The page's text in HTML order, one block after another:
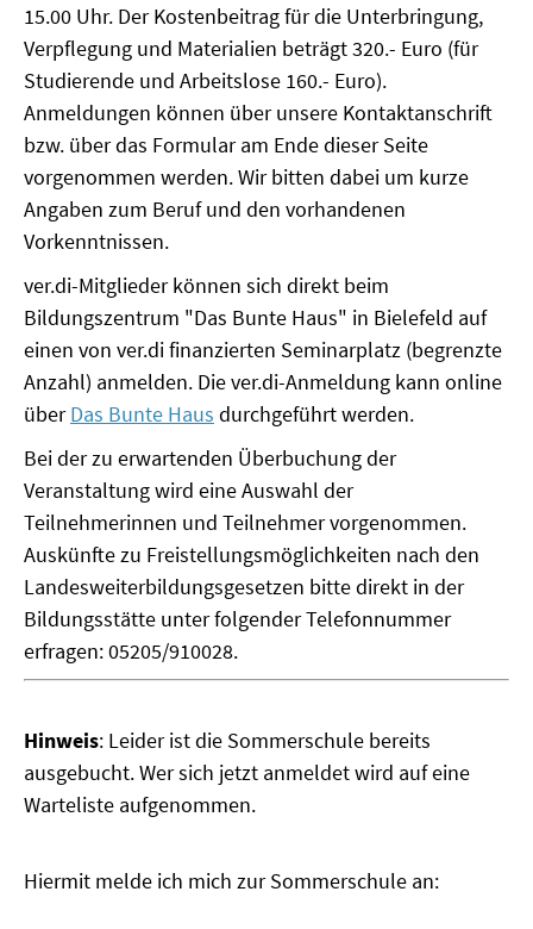
SOMMERSCHULE 2016
SOMMERSCHULE 2015
SOMMERSCHULE 2014
SOMMERSCHULE 2013
SOMMERSCHULE 2012
SOMMERSCHULE 2011
SOMMERSCHULE 2010
SOMMERSCHULE 2009
SOMMERSCHULE 2008
SOMMERSCHULE 2007
Kontakt
Termine
Newsletter
Suche
15.00 Uhr. Der Kostenbeitrag für die Unterbringung,
Verpflegung und Materialien beträgt 320.- Euro (für
Studierende und Arbeitslose 160.- Euro).
Anmeldungen können über unsere Kontaktanschrift
bzw. über das Formular am Ende dieser Seite
vorgenommen werden. Wir bitten dabei um kurze
Angaben zum Beruf und den vorhandenen
Vorkenntnissen.
ver.di-Mitglieder können sich direkt beim
Bildungszentrum "Das Bunte Haus" in Bielefeld auf
einen von ver.di finanzierten Seminarplatz (begrenzte
Anzahl) anmelden. Die ver.di-Anmeldung kann online
überDas Bunte Haus durchgeführt werden.
Bei der zu erwartenden Überbuchung der
Veranstaltung wird eine Auswahl der
Teilnehmerinnen und Teilnehmer vorgenommen.
Auskünfte zu Freistellungsmöglichkeiten nach den
Landesweiterbildungsgesetzen bitte direkt in der
Bildungsstätte unter folgender Telefonnummer
erfragen: 05205/910028.
Hinweis: Leider ist die Sommerschule bereits
ausgebucht. Wer sich jetzt anmeldet wird auf eine
Warteliste aufgenommen.
Hiermit melde ich mich zur Sommerschule an: